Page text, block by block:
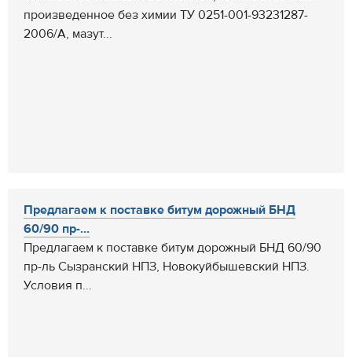
произведенное без химии ТУ 0251-001-93231287-
2006/А, мазут...
Предлагаем к поставке битум дорожный БНД
60/90 пр-...
Предлагаем к поставке битум дорожный БНД 60/90
пр-ль Сызранский НПЗ, Новокуйбышевский НПЗ.
Условия п...